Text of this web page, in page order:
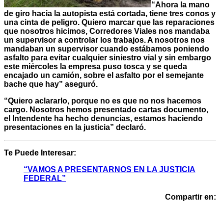
“Ahora la mano
de giro hacia la autopista está cortada, tiene tres conos y
una cinta de peligro. Quiero marcar que las reparaciones
que nosotros hicimos, Corredores Viales nos mandaba
un supervisor a controlar los trabajos. A nosotros nos
mandaban un supervisor cuando estábamos poniendo
asfalto para evitar cualquier siniestro vial y sin embargo
este miércoles la empresa puso tosca y se queda
encajado un camión, sobre el asfalto por el semejante
bache que hay” aseguró.
“Quiero aclararlo, porque no es que no nos hacemos
cargo. Nosotros hemos presentado cartas documento,
el Intendente ha hecho denuncias, estamos haciendo
presentaciones en la justicia” declaró.
Te Puede Interesar:
“VAMOS A PRESENTARNOS EN LA JUSTICIA
FEDERAL”
Compartir en: